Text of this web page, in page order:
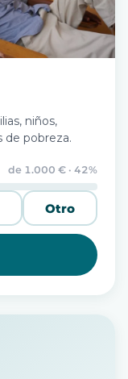
niños,
de pobreza.
de 1.000 € · 42%
Otro